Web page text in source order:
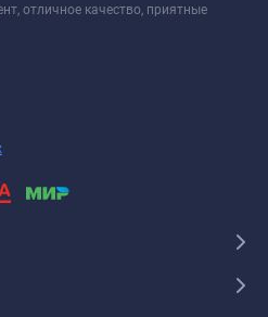
отличное качество, приятные